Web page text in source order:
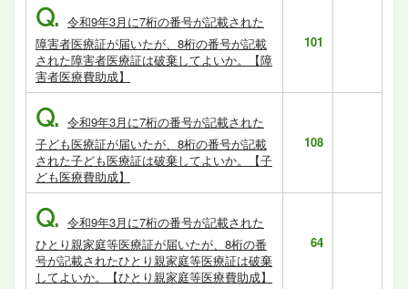
Q. 令和9年3月に7桁の番号が記載された
障害者医療証が届いたが、8桁の番号が記載
された障害者医療証は破棄してよいか。【障
害者医療費助成】
101
Q. 令和9年3月に7桁の番号が記載された
子ども医療証が届いたが、8桁の番号が記載
された子ども医療証は破棄してよいか。【子
ども医療費助成】
108
Q. 令和9年3月に7桁の番号が記載された
ひとり親家庭等医療証が届いたが、8桁の番
号が記載されたひとり親家庭等医療証は破棄
してよいか。【ひとり親家庭等医療費助成】
64